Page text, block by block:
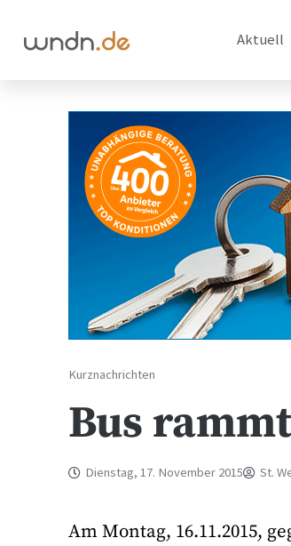
Aktuell
Kurznachrichten
Bus
Dienstag, 17. November 2015 St.
Am Montag, 16.11.2015,